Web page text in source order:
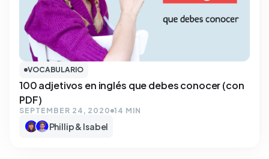
VOCABULARIO
100 adjetivos en inglés que debes conocer (con
PDF)
SEPTEMBER 24, 2020 14 MIN
Phillip & Isabel